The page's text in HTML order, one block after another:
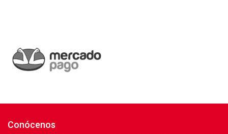
Conócenos